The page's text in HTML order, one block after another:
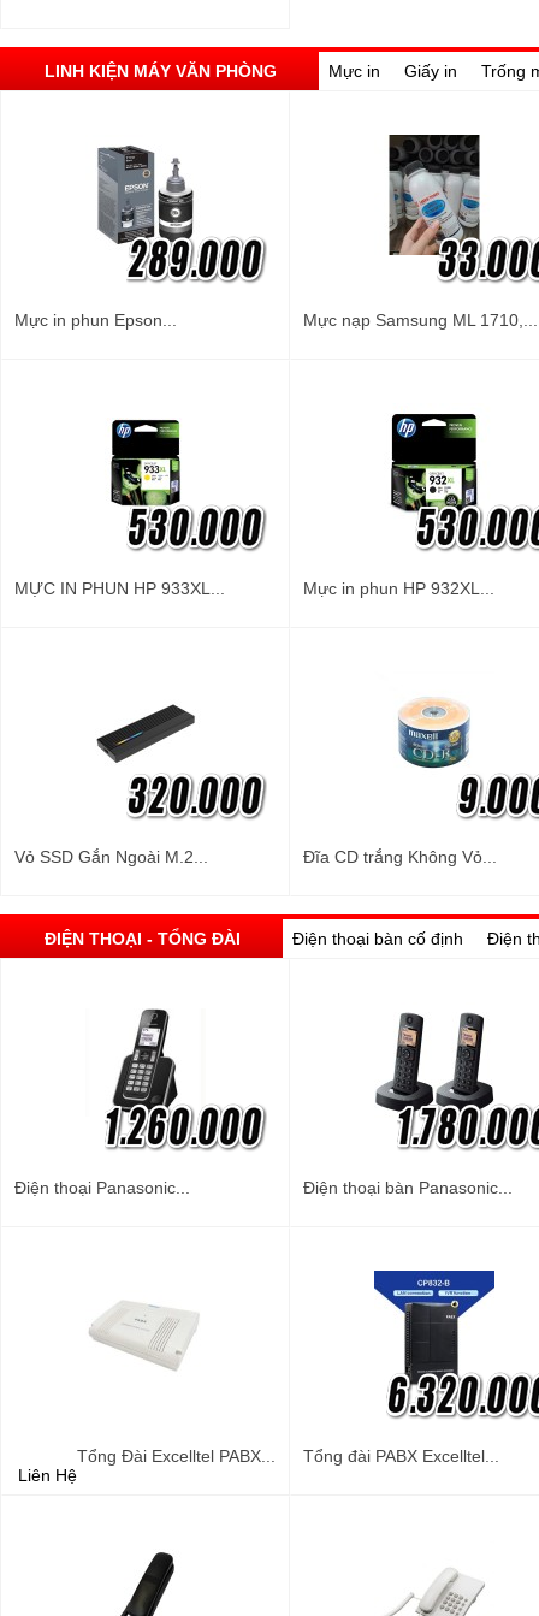
LINH KIỆN MÁY VĂN PHÒNG Mực in Giấy in Trống
Mực in phun Epson... Mực nạp Samsung ML 1710,...
MỰC IN PHUN HP 933XL... Mực in phun HP 932XL...
Vỏ SSD Gắn Ngoài M.2... Đĩa CD trắng Không Vỏ...
ĐIỆN THOẠI - TỔNG ĐÀI Điện thoại bàn cố định Điện
Điện thoại Panasonic... Điện thoại bàn Panasonic...
Liên Hệ
Tổng Đài Excelltel PABX... Tổng đài PABX Excelltel...